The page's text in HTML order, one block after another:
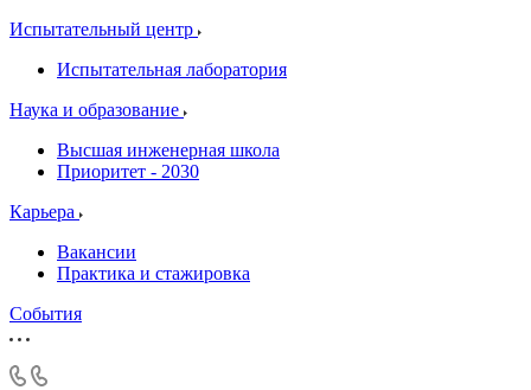
Испытательный центр
Испытательная лаборатория
Наука и образование
Высшая инженерная школа
Приоритет - 2030
Карьера
Вакансии
Практика и стажировка
События